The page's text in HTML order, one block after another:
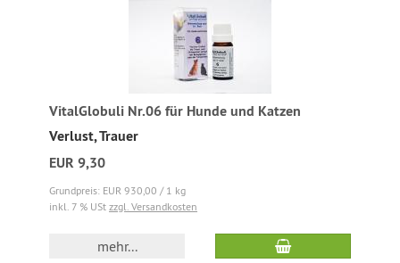
VitalGlobuli Nr.06 für Hunde und Katzen
Verlust, Trauer
EUR 9,30
Grundpreis: EUR 930,00 / 1 kg
inkl. 7 % USt zzgl. Versandkosten
mehr...